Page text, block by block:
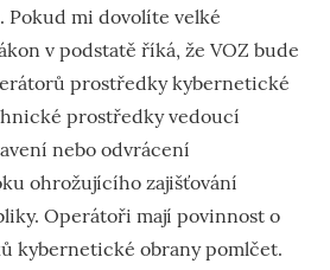
Pokud mi dovolíte velké
v podstatě říká, že VOZ bude
prostředky kybernetické
prostředky vedoucí
nebo odvrácení
ohrožujícího zajišťování
Operátoři mají povinnost o
kybernetické obrany pomlčet.